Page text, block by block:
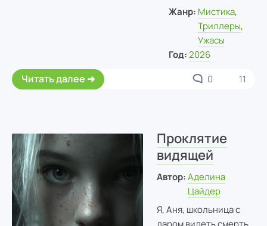
Жанр: Мистика,
Триллеры,
Ужасы
Год: 2026
Читать далее 0 11
Проклятие
видящей
Автор: Аделина
Цайдер
Я, Аня, школьница с